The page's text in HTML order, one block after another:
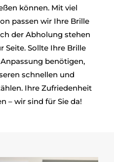
können. Mit viel
passen wir Ihre Brille
der Abholung stehen
Seite. Sollte Ihre Brille
benötigen,
schnellen und
Ihre Zufriedenheit
– wir sind für Sie da!